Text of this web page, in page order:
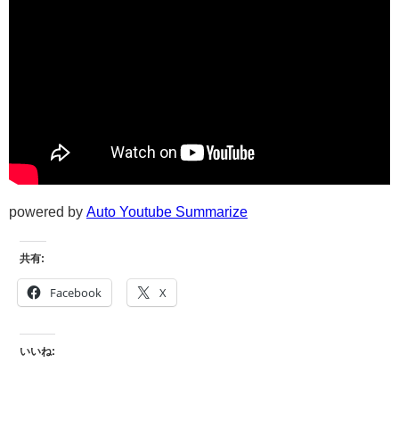
powered by Auto Youtube Summarize
共有:
Facebook X
いいね: